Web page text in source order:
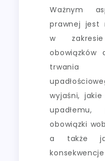
Ważnym
prawnej jest
w
obowiązków
trwania
wyjaśni,
obowiązki
a także